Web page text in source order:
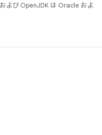
よび OpenJDK は Oracle およ